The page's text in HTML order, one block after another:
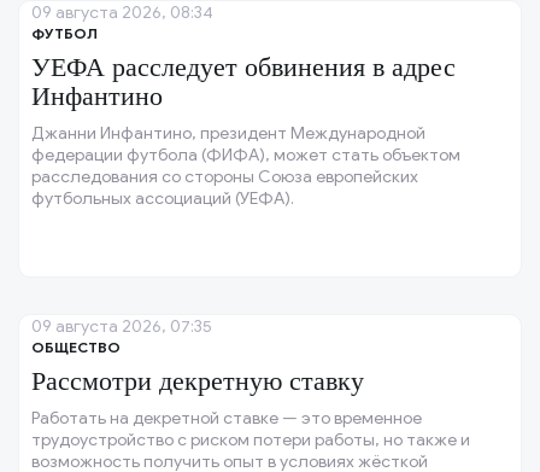
ФУТБОЛ
УЕФА расследует обвинения в адрес
Инфантино
Джанни Инфантино, президент Международной
федерации футбола (ФИФА), может стать объектом
расследования со стороны Союза европейских
футбольных ассоциаций (УЕФА).
09 августа 2026, 08:34
ОБЩЕСТВО
Рассмотри декретную ставку
Работать на декретной ставке — это временное
трудоустройство с риском потери работы, но также и
возможность получить опыт в условиях жёсткой
09 августа 2026, 07:35